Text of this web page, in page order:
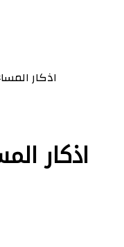
اذكار
اذكار